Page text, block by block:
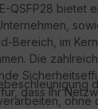
QSFP28 bietet
Bereich, im
Die
dass Ihr
ohne